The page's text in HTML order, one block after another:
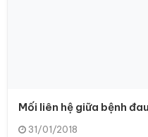
Mối liên hệ giữa bệnh
31/01/2018